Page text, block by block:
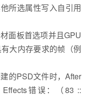
所选属性写入自引用
面板首选项并且GPU
大内存要求的帧（例
的PSD文件时，After
错误：（83 ::